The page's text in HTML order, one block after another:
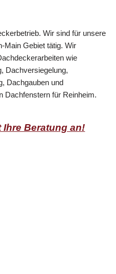
Wir sind für unsere
Main Gebiet tätig. Wir
wie
Dachversiegelung,
Dachgauben und
Dachfenstern für Reinheim.
Ihre Beratung an!